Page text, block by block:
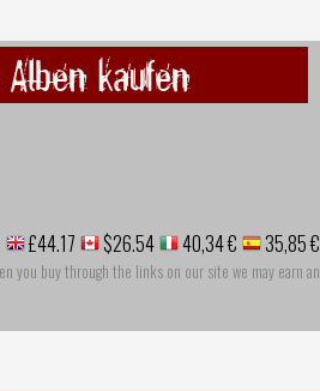
Alben kaufen
£44.17 $26.54 40,34 € 35,85 €
you buy through the links on our site we may earn an